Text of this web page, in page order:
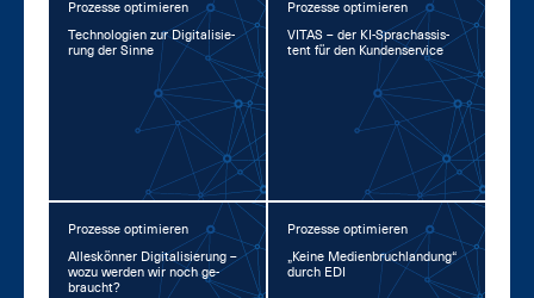
Prozesse optimieren
Tech­no­lo­gi­en zur Di­gi­ta­li­sie­
rung der Sin­ne
Prozesse optimieren
VI­TAS – der KI-Sprachas­sis­
tent für den Kun­den­ser­vice
Prozesse optimieren
Al­les­kön­ner Di­gi­ta­li­sie­rung –
wo­zu wer­den wir noch ge­
braucht?
Prozesse optimieren
„Kei­ne Me­di­en­bruch­lan­dung“
durch EDI